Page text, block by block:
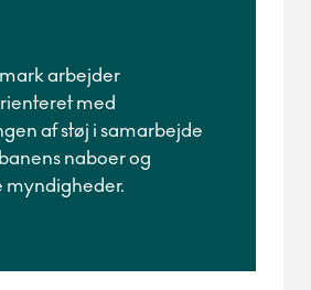
arbejder
med
af støj i samarbejde
naboer og
myndigheder.